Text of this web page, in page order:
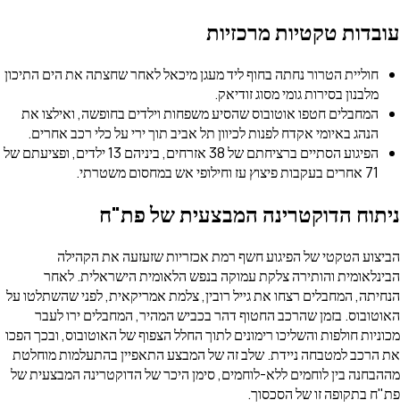
טקטיות מרכזיות
חוליית הטרור נחתה בחוף ליד מעגן מיכאל לאחר שחצתה את הים התיכון
מלבנון בסירות גומי מסוג זודיאק.
המחבלים חטפו אוטובוס שהסיע משפחות וילדים בחופשה, ואילצו את
הנהג באיומי אקדח לפנות לכיוון תל אביב תוך ירי על כלי רכב אחרים.
הפיגוע הסתיים ברציחתם של 38 אזרחים, ביניהם 13 ילדים, ופציעתם של
71 אחרים בעקבות פיצוץ עז וחילופי אש במחסום משטרתי.
הדוקטרינה המבצעית של פת"ח
הטקטי של הפיגוע חשף רמת אכזריות שזעזעה את הקהילה
והותירה צלקת עמוקה בנפש הלאומית הישראלית. לאחר
המחבלים רצחו את גייל רובין, צלמת אמריקאית, לפני שהשתלטו על
בזמן שהרכב החטוף דהר בכביש המהיר, המחבלים ירו לעבר
חולפות והשליכו רימונים לתוך החלל הצפוף של האוטובוס, ובכך הפכו
הרכב למטבחה ניידת. שלב זה של המבצע התאפיין בהתעלמות מוחלטת
בין לוחמים ללא-לוחמים, סימן היכר של הדוקטרינה המבצעית של
בתקופה זו של הסכסוך.